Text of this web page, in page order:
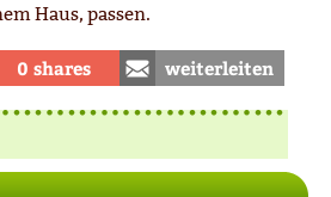
Haus, passen.
0 shares weiterleiten